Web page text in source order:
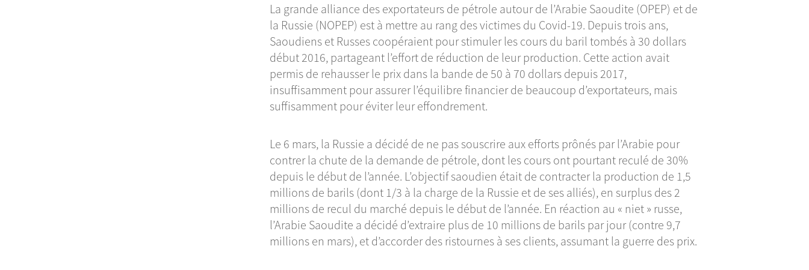
La grande alliance des exportateurs de pétrole autour de l’Arabie Saoudite (OPEP) et de
la Russie (NOPEP) est à mettre au rang des victimes du Covid-19. Depuis trois ans,
Saoudiens et Russes coopéraient pour stimuler les cours du baril tombés à 30 dollars
début 2016, partageant l’effort de réduction de leur production. Cette action avait
permis de rehausser le prix dans la bande de 50 à 70 dollars depuis 2017,
insuffisamment pour assurer l’équilibre financier de beaucoup d’exportateurs, mais
suffisamment pour éviter leur effondrement.
Le 6 mars, la Russie a décidé de ne pas souscrire aux efforts prônés par l’Arabie pour
contrer la chute de la demande de pétrole, dont les cours ont pourtant reculé de 30%
depuis le début de l’année. L’objectif saoudien était de contracter la production de 1,5
millions de barils (dont 1/3 à la charge de la Russie et de ses alliés), en surplus des 2
millions de recul du marché depuis le début de l’année. En réaction au « niet » russe,
l’Arabie Saoudite a décidé d’extraire plus de 10 millions de barils par jour (contre 9,7
millions en mars), et d’accorder des ristournes à ses clients, assumant la guerre des prix.